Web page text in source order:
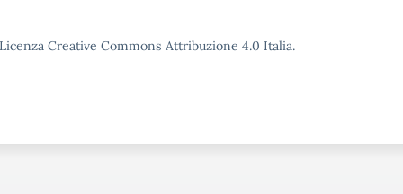
Creative Commons Attribuzione 4.0 Italia.